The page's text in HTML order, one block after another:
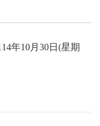
年10月30日(星期